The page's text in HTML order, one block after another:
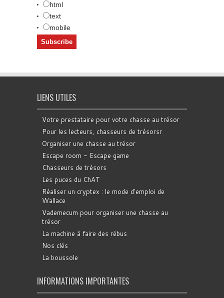
html
text
mobile
LIENS UTILES
Votre prestataire pour votre chasse au trésor
Pour les lecteurs, chasseurs de trésorsr
Organiser une chasse au trésor
Escape room - Escape game
Chasseurs de trésors
Les puces du ChAT
Réaliser un cryptex : le mode d'emploi de
Wallace
Vademecum pour organiser une chasse au
trésor
La machine à faire des rébus
Nos clés
La boussole
INFORMATIONS IMPORTANTES